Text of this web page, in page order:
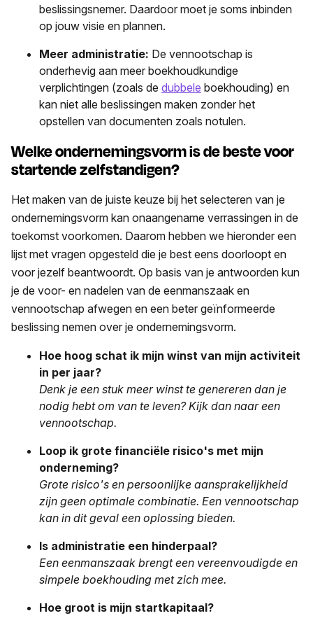
beslissingsnemer. Daardoor moet je soms inbinden
op jouw visie en plannen.
Meer administratie: De vennootschap is
onderhevig aan meer boekhoudkundige
verplichtingen (zoals de dubbele boekhouding) en
kan niet alle beslissingen maken zonder het
opstellen van documenten zoals notulen.
Welke ondernemingsvorm is de beste voor
startende zelfstandigen?
Het maken van de juiste keuze bij het selecteren van je
ondernemingsvorm kan onaangename verrassingen in de
toekomst voorkomen. Daarom hebben we hieronder een
lijst met vragen opgesteld die je best eens doorloopt en
voor jezelf beantwoordt. Op basis van je antwoorden kun
je de voor- en nadelen van de eenmanszaak en
vennootschap afwegen en een beter geïnformeerde
beslissing nemen over je ondernemingsvorm.
Hoe hoog schat ik mijn winst van mijn activiteit
in per jaar?
Denk je een stuk meer winst te genereren dan je
nodig hebt om van te leven? Kijk dan naar een
vennootschap.
Loop ik grote financiële risico's met mijn
onderneming?
Grote risico's en persoonlijke aansprakelijkheid
zijn geen optimale combinatie. Een vennootschap
kan in dit geval een oplossing bieden.
Is administratie een hinderpaal?
Een eenmanszaak brengt een vereenvoudigde en
simpele boekhouding met zich mee.
Hoe groot is mijn startkapitaal?